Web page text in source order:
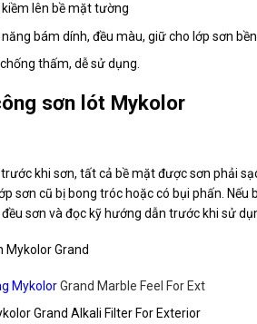
lên bề mặt tường
bám dính, đều màu, giữ cho lớp sơn
thấm, dễ sử dụng.
sơn lót Mykolor
khi sơn, tất cả bề mặt được sơn phải
sơn cũ bị bong tróc hoặc có bụi phấn.
sơn và đọc kỹ hướng dẫn trước khi sử
Mykolor Grand
MykolorGrand Marble Feel For Ext
Grand Alkali Filter For Exterior